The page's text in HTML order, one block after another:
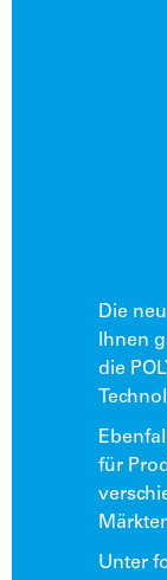
Die
Ihnen
die
für
Unter